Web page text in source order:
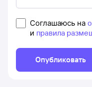
Соглашаюсь на
и правила
Опубликовать